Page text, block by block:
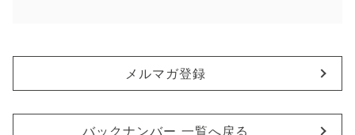
メルマガ登録
バックナンバー 一覧へ戻る